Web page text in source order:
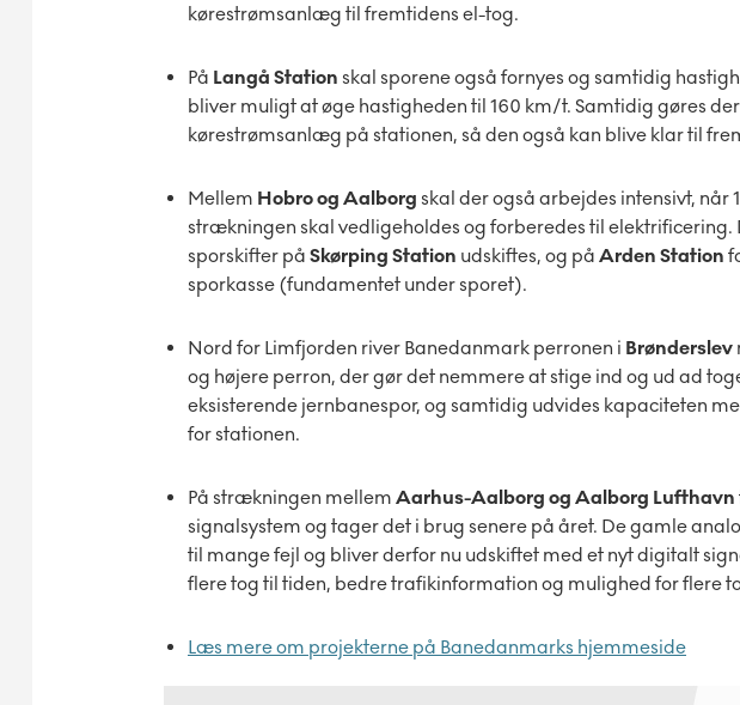
kørestrømsanlæg til fremtidens el-tog.
På Langå Station skal sporene også fornyes og samtidig
bliver muligt at øge hastigheden til 160 km/t. Samtidig gøres
kørestrømsanlæg på stationen, så den også kan blive klar til
Mellem Hobro og Aalborg skal der også arbejdes intensivt, når
strækningen skal vedligeholdes og forberedes til elektrificering.
sporskifter på Skørping Station udskiftes, og på Arden Station
sporkasse (fundamentet under sporet).
Nord for Limfjorden river Banedanmark perronen i Brønderslev
og højere perron, der gør det nemmere at stige ind og ud ad
eksisterende jernbanespor, og samtidig udvides kapaciteten
for stationen.
På strækningen mellem Aarhus-Aalborg og Aalborg Lufthavn
signalsystem og tager det i brug senere på året. De gamle
til mange fejl og bliver derfor nu udskiftet med et nyt digitalt
flere tog til tiden, bedre trafikinformation og mulighed for flere
Læs mere om projekterne på Banedanmarks hjemmeside